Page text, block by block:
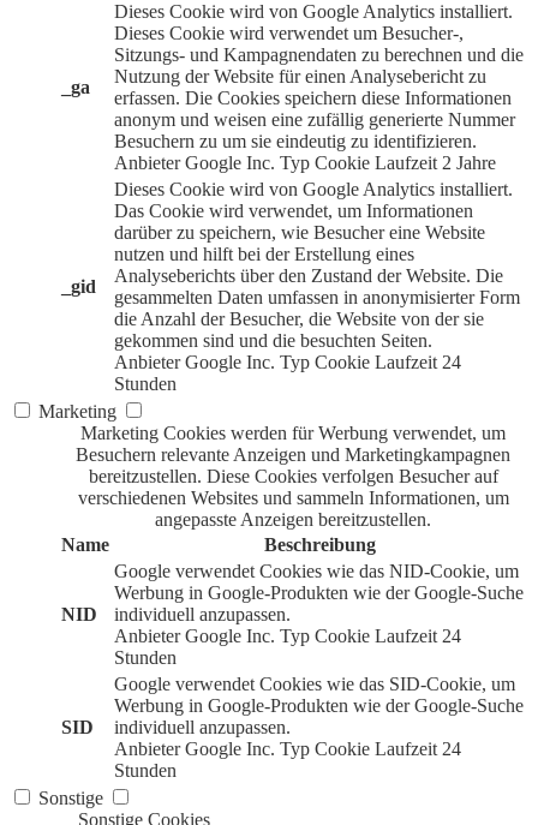
_ga
Dieses Cookie wird von Google Analytics installiert.
Dieses Cookie wird verwendet um Besucher-,
Sitzungs- und Kampagnendaten zu berechnen und die
Nutzung der Website für einen Analysebericht zu
erfassen. Die Cookies speichern diese Informationen
anonym und weisen eine zufällig generierte Nummer
Besuchern zu um sie eindeutig zu identifizieren.
Anbieter Google Inc. Typ Cookie Laufzeit 2 Jahre
_gid
Dieses Cookie wird von Google Analytics installiert.
Das Cookie wird verwendet, um Informationen
darüber zu speichern, wie Besucher eine Website
nutzen und hilft bei der Erstellung eines
Analyseberichts über den Zustand der Website. Die
gesammelten Daten umfassen in anonymisierter Form
die Anzahl der Besucher, die Website von der sie
gekommen sind und die besuchten Seiten.
Anbieter Google Inc. Typ Cookie Laufzeit 24
Stunden
Marketing
Marketing Cookies werden für Werbung verwendet, um
Besuchern relevante Anzeigen und Marketingkampagnen
bereitzustellen. Diese Cookies verfolgen Besucher auf
verschiedenen Websites und sammeln Informationen, um
angepasste Anzeigen bereitzustellen.
Name
Beschreibung
NID
Google verwendet Cookies wie das NID-Cookie, um
Werbung in Google-Produkten wie der Google-Suche
individuell anzupassen.
Anbieter Google Inc. Typ Cookie Laufzeit 24
Stunden
SID
Google verwendet Cookies wie das SID-Cookie, um
Werbung in Google-Produkten wie der Google-Suche
individuell anzupassen.
Anbieter Google Inc. Typ Cookie Laufzeit 24
Stunden
Sonstige
Sonstige Cookies